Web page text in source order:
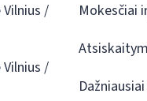
/
/
Mokesčiai